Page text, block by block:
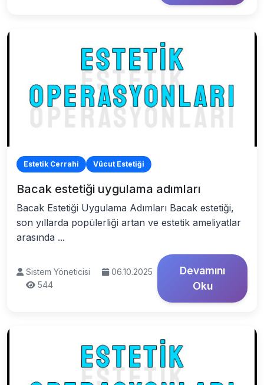
Estetik Cerrahi Vücut Estetiği
Bacak estetiği uygulama adımları
Bacak Estetiği Uygulama Adımları Bacak estetiği,
son yıllarda popülerliği artan ve estetik ameliyatlar
arasında ...
Sistem Yöneticisi
06.10.2025
544
Devamını
Oku